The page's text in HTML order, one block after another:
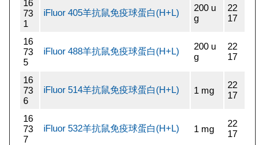
16
73
1
iFluor 405羊抗鼠免疫球蛋白(H+L)
200 u
g
22
17
16
73
5
iFluor 488羊抗鼠免疫球蛋白(H+L)
200 u
g
22
17
16
73
6
iFluor 514羊抗鼠免疫球蛋白(H+L) 1 mg
22
17
16
73
7
iFluor 532羊抗鼠免疫球蛋白(H+L) 1 mg
22
17